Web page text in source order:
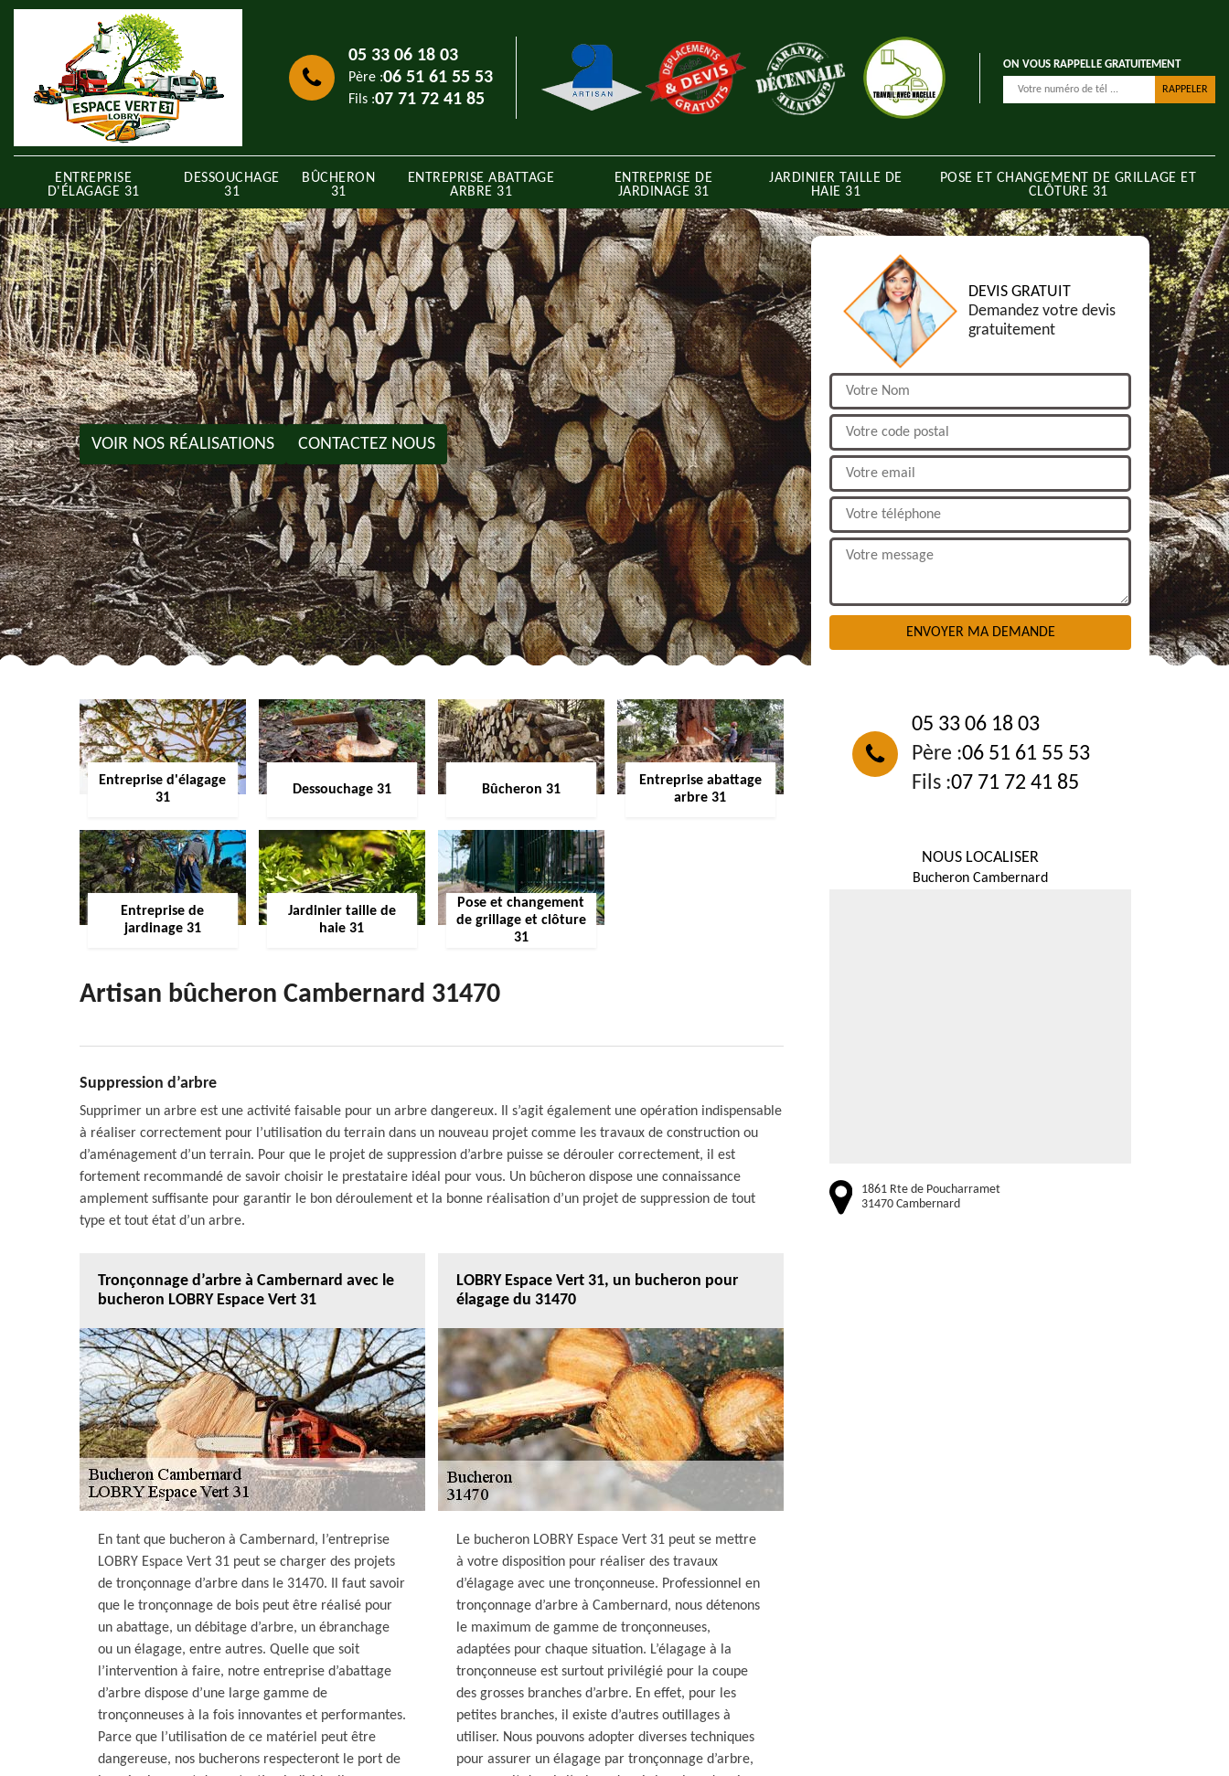
05 33 06 18 03
Père :06 51 61 55 53
Fils :07 71 72 41 85
ON VOUS RAPPELLE GRATUITEMENT
ENTREPRISE
D'ÉLAGAGE 31
DESSOUCHAGE
31
BÛCHERON
31
ENTREPRISE ABATTAGE
ARBRE 31
ENTREPRISE DE
JARDINAGE 31
JARDINIER TAILLE DE
HAIE 31
POSE ET CHANGEMENT DE GRILLAGE ET
CLÔTURE 31
VOIR NOS RÉALISATIONS CONTACTEZ NOUS
Entreprise d'élagage
31
Dessouchage 31 Bûcheron 31
Entreprise abattage
arbre 31
Entreprise de
jardinage 31
Jardinier taille de
haie 31
Pose et changement
de grillage et clôture
31
Artisan bûcheron Cambernard 31470
Suppression d’arbre
Supprimer un arbre est une activité faisable pour un arbre dangereux. Il s’agit également une opération indispensable
à réaliser correctement pour l’utilisation du terrain dans un nouveau projet comme les travaux de construction ou
d’aménagement d’un terrain. Pour que le projet de suppression d’arbre puisse se dérouler correctement, il est
fortement recommandé de savoir choisir le prestataire idéal pour vous. Un bûcheron dispose une connaissance
amplement suffisante pour garantir le bon déroulement et la bonne réalisation d’un projet de suppression de tout
type et tout état d’un arbre.
Tronçonnage d’arbre à Cambernard avec le
bucheron LOBRY Espace Vert 31
En tant que bucheron à Cambernard, l’entreprise
LOBRY Espace Vert 31 peut se charger des projets
de tronçonnage d’arbre dans le 31470. Il faut savoir
que le tronçonnage de bois peut être réalisé pour
un abattage, un débitage d’arbre, un ébranchage
ou un élagage, entre autres. Quelle que soit
l’intervention à faire, notre entreprise d’abattage
d’arbre dispose d’une large gamme de
tronçonneuses à la fois innovantes et performantes.
Parce que l’utilisation de ce matériel peut être
dangereuse, nos bucherons respecteront le port de
LOBRY Espace Vert 31, un bucheron pour
élagage du 31470
Le bucheron LOBRY Espace Vert 31 peut se mettre
à votre disposition pour réaliser des travaux
d’élagage avec une tronçonneuse. Professionnel en
tronçonnage d’arbre à Cambernard, nous détenons
le maximum de gamme de tronçonneuses,
adaptées pour chaque situation. L’élagage à la
tronçonneuse est surtout privilégié pour la coupe
des grosses branches d’arbre. En effet, pour les
petites branches, il existe d’autres outillages à
utiliser. Nous pouvons adopter diverses techniques
pour assurer un élagage par tronçonnage d’arbre,
DEVIS GRATUIT
Demandez votre devis
gratuitement
05 33 06 18 03
Père :06 51 61 55 53
Fils :07 71 72 41 85
NOUS LOCALISER
Bucheron Cambernard
1861 Rte de Poucharramet
31470 Cambernard